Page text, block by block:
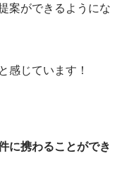
案ができるようにな
感じています！
に携わることができ